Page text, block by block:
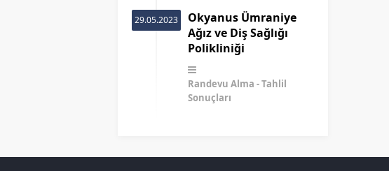
29.05.2023
Okyanus Ümraniye
Ağız ve Diş Sağlığı
Polikliniği
Randevu Alma
Tahlil
Sonuçları